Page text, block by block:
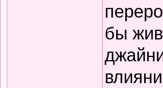
бы